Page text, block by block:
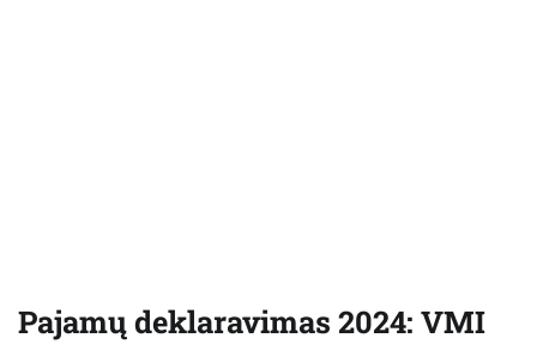
Pajamų deklaravimas 2024: VMI